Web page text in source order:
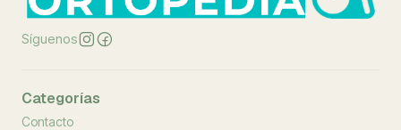
Síguenos
Categorías
Contacto